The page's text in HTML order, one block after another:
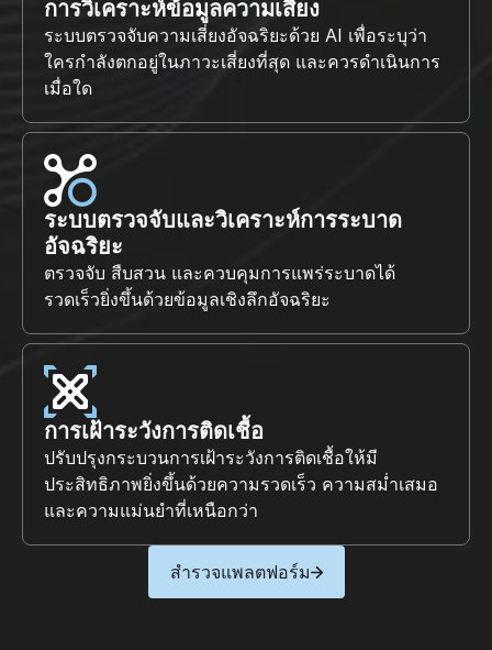
การวิเคราะห์ข้อมูลความเสี่ยง
ระบบตรวจจับความเสี่ยงอัจฉริยะด้วย AI เพื่อระบุว่า
ใครกำลังตกอยู่ในภาวะเสี่ยงที่สุด และควรดำเนินการ
เมื่อใด
ระบบตรวจจับและวิเคราะห์การระบาด
อัจฉริยะ
ตรวจจับ สืบสวน และควบคุมการแพร่ระบาดได้
รวดเร็วยิ่งขึ้นด้วยข้อมูลเชิงลึกอัจฉริยะ
การเฝ้าระวังการติดเชื้อ
ปรับปรุงกระบวนการเฝ้าระวังการติดเชื้อให้มี
ประสิทธิภาพยิ่งขึ้นด้วยความรวดเร็ว ความสม่ำเสมอ
และความแม่นยำที่เหนือกว่า
สำรวจแพลตฟอร์ม